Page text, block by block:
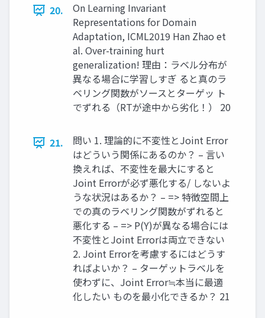
20.
On Learning Invariant
Representations for Domain
Adaptation, ICML2019 Han Zhao et
al. Over-training hurt
generalization! 理由：ラベル分布が
異なる場合に学習しすぎ ると真のラ
ベリング関数がソースとターゲッ ト
でずれる（RTが途中から劣化！） 20
21.
問い 1. 理論的に不変性とJoint Error
はどういう関係にあるのか？ – 言い
換えれば、不変性を最大にすると
Joint Errorが必ず悪化する/ しないよ
うな状況はあるか？ – => 特徴空間上
での真のラベリング関数がずれると
悪化する – => P(Y)が異なる場合には
不変性とJoint Errorは両立できない
2. Joint Errorを考慮するにはどうす
ればよいか？ – ターゲットラベルを
使わずに、Joint Error≒本当に最適
化したい ものを最小化できるか？ 21